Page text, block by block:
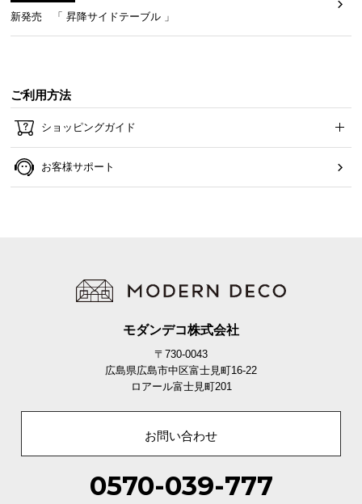
新発売 「 昇降サイドテーブル 」
ご利用方法
ショッピングガイド
お客様サポート
モダンデコ株式会社
〒730-0043
広島県広島市中区富士見町16-22
ロアール富士見町201
お問い合わせ
0570-039-777